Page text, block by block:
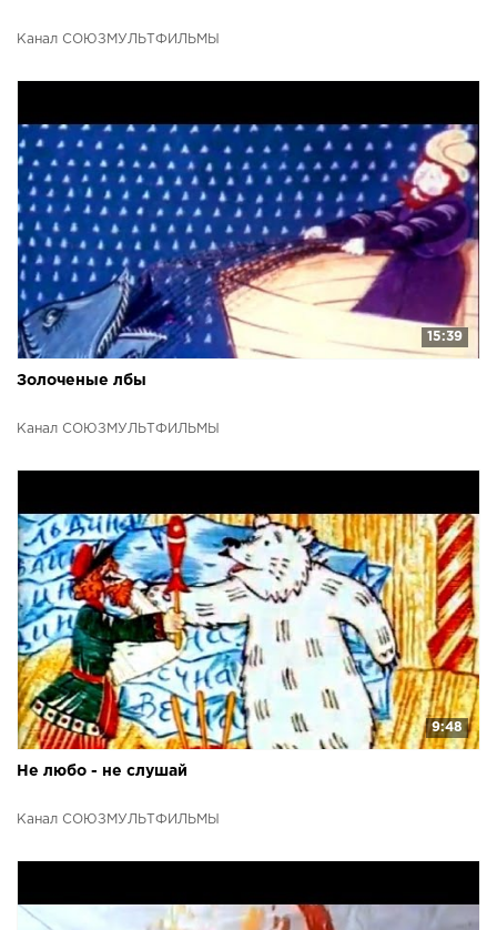
Канал СОЮЗМУЛЬТФИЛЬМЫ
15:39
Золоченые лбы
Канал СОЮЗМУЛЬТФИЛЬМЫ
9:48
Не любо - не слушай
Канал СОЮЗМУЛЬТФИЛЬМЫ